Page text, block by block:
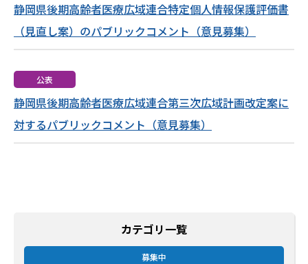
静岡県後期高齢者医療広域連合特定個人情報保護評価書
（見直し案）のパブリックコメント（意見募集）
公表
静岡県後期高齢者医療広域連合第三次広域計画改定案に
対するパブリックコメント（意見募集）
カテゴリ一覧
募集中